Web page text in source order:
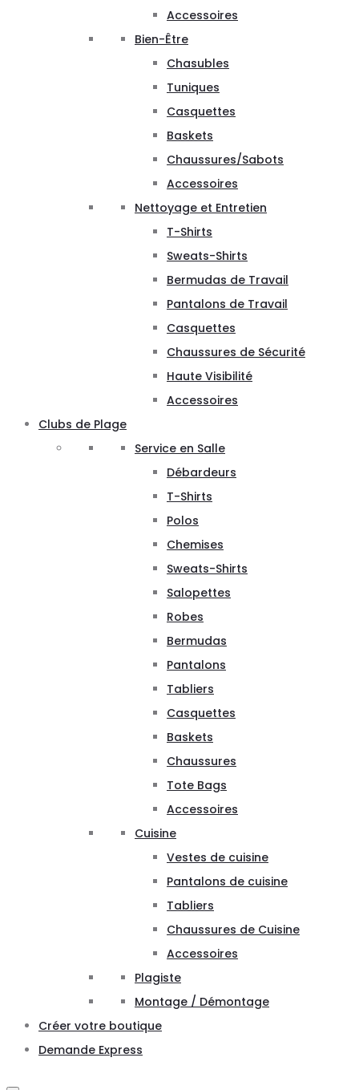
Accessoires
Bien-Être
Chasubles
Tuniques
Casquettes
Baskets
Chaussures/Sabots
Accessoires
Nettoyage et Entretien
T-Shirts
Sweats-Shirts
Bermudas de Travail
Pantalons de Travail
Casquettes
Chaussures de Sécurité
Haute Visibilité
Accessoires
Clubs de Plage
Service en Salle
Débardeurs
T-Shirts
Polos
Chemises
Sweats-Shirts
Salopettes
Robes
Bermudas
Pantalons
Tabliers
Casquettes
Baskets
Chaussures
Tote Bags
Accessoires
Cuisine
Vestes de cuisine
Pantalons de cuisine
Tabliers
Chaussures de Cuisine
Accessoires
Plagiste
Montage / Démontage
Créer votre boutique
Demande Express